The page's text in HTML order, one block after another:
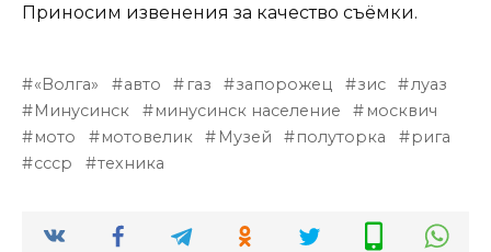
Приносим извенения за качество съёмки.
«Волга» авто газ запорожец зис
луаз
Минусинск
минусинск население
москвич
мото
мотовелик Музей полуторка
рига
ссср
техника